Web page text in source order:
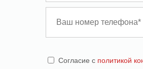
Cогласие с политикой